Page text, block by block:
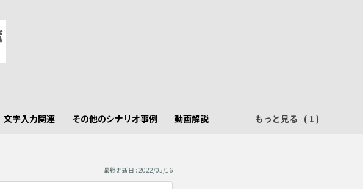
文字入力関連 その他のシナリオ事例 動画解説 もっと見る
最終更新日 : 2022/05/16